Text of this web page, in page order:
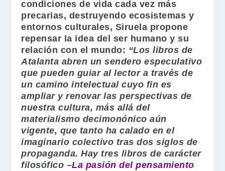
condiciones de vida cada vez más
precarias, destruyendo ecosistemas y
entornos culturales, Siruela propone
repensar la idea del ser humano y su
relación con el mundo: “Los libros de
Atalanta abren un sendero especulativo
que pueden guiar al lector a través de
un camino intelectual cuyo fin es
ampliar y renovar las perspectivas de
nuestra cultura, más allá del
materialismo decimonónico aún
vigente, que tanto ha calado en el
imaginario colectivo tras dos siglos de
propaganda. Hay tres libros de carácter
filosófico –La pasión del pensamiento